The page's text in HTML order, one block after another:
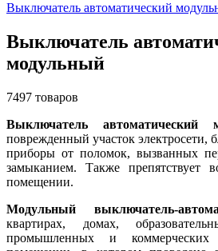
Выключатель автоматический
Выключатель
модульный
7497 товаров
Выключатель автоматический
поврежденный участок электросети,
приборы от поломок, вызванных
замыканием. Также препятствует
помещении.
Модульный выключатель-
квартирах, домах,
промышленных и